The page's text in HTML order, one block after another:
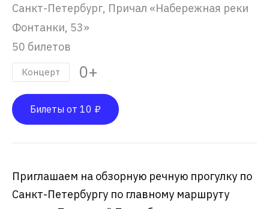
Санкт-Петербург, Причал «Набережная реки
Фонтанки, 53»
50 билетов
Концерт 0+
Билеты от 10 ₽
Приглашаем на обзорную речную прогулку по
Санкт-Петербургу по главному маршруту